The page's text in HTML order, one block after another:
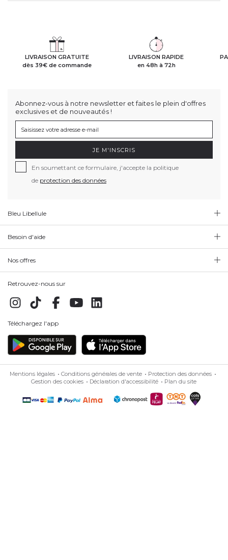
LIVRAISON GRATUITE
dès 39€ de commande
LIVRAISON RAPIDE
en 48h à 72h
Abonnez-vous à notre newsletter et faites le plein d'offres
exclusives et de nouveautés !
JE M'INSCRIS
En soumettant ce formulaire, j'accepte la politique
de protection des données
Bleu Libellule
Besoin d'aide
Nos offres
Retrouvez-nous sur
Téléchargez l'app
Mentions légales Conditions générales de vente
Protection des données
Gestion des cookies
Déclaration d'accessibilité Plan du site